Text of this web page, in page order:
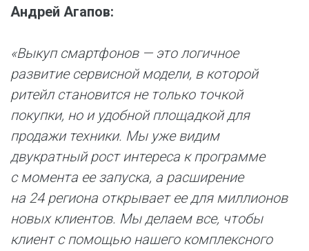
Андрей Агапов:
«Выкуп смартфонов — это логичное
развитие сервисной модели, в которой
ритейл становится не только точкой
покупки, но и удобной площадкой для
продажи техники. Мы уже видим
двукратный рост интереса к программе
с момента ее запуска, а расширение
на 24 региона открывает ее для миллионов
новых клиентов. Мы делаем все, чтобы
клиент с помощью нашего комплексного